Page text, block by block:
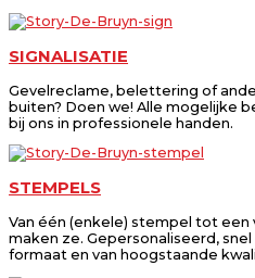
SIGNALISATIE
Gevelreclame, belettering of
buiten? Doen we! Alle mogelijke
bij ons in professionele handen.
STEMPELS
Van één (enkele) stempel tot een
maken ze. Gepersonaliseerd,
formaat en van hoogstaande